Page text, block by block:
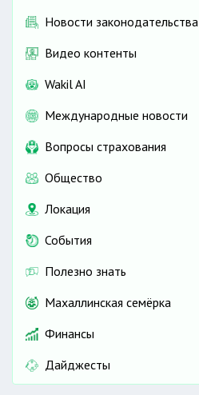
Новости законодательства
Видео контенты
Wakil AI
Международные новости
Вопросы страхования
Общество
Локация
События
Полезно знать
Махаллинская семёрка
Финансы
Дайджесты